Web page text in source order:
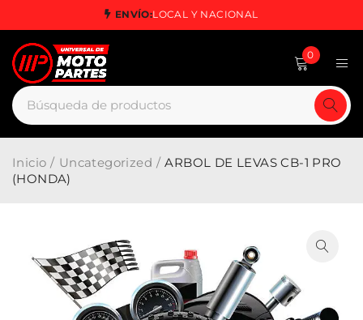
ENVÍO:LOCAL Y NACIONAL
0
Inicio / Uncategorized / ARBOL DE LEVAS CB-1 PRO
(HONDA)